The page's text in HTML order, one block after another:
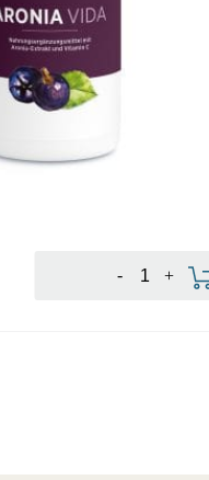
+
-
Produkt bestellen